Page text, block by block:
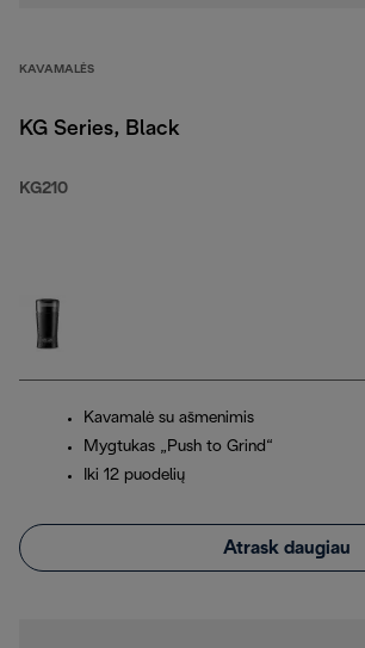
KAVAMALĖS
KG Series, Black
KG210
Kavamalė su ašmenimis
Mygtukas „Push to Grind“
Iki 12 puodelių
Atrask daugiau